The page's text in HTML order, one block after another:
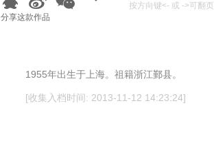
分享这款作品
按方向键<- 或 ->可翻页
1955年出生于上海。祖籍浙江鄞县。
[收集入档时间: 2013-11-12 14:23:24]